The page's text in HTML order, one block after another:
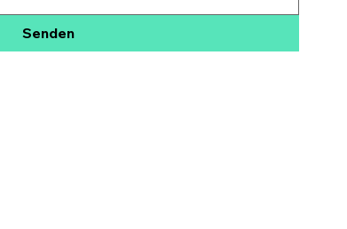
Senden